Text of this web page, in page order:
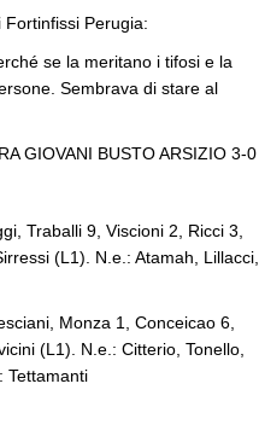
Perugia:
se la meritano i tifosi e la
Sembrava di stare al
GIOVANI BUSTO ARSIZIO 3-0
Traballi 9, Viscioni 2, Ricci 3,
(L1). N.e.: Atamah, Lillacci,
Monza 1, Conceicao 6,
(L1). N.e.: Citterio, Tonello,
Tettamanti